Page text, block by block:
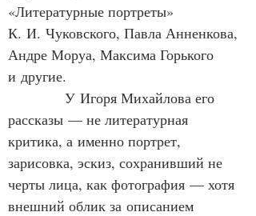
«Литературные портреты»
К. И. Чуковского, Павла Анненкова,
Андре Моруа, Максима Горького
и другие.
У Игоря Михайлова его
рассказы — не литературная
критика, а именно портрет,
зарисовка, эскиз, сохранивший не
черты лица, как фотография — хотя
внешний облик за описанием